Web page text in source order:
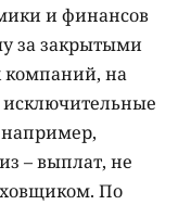
и финансов
за закрытыми
компаний, на
– выплат, не
По